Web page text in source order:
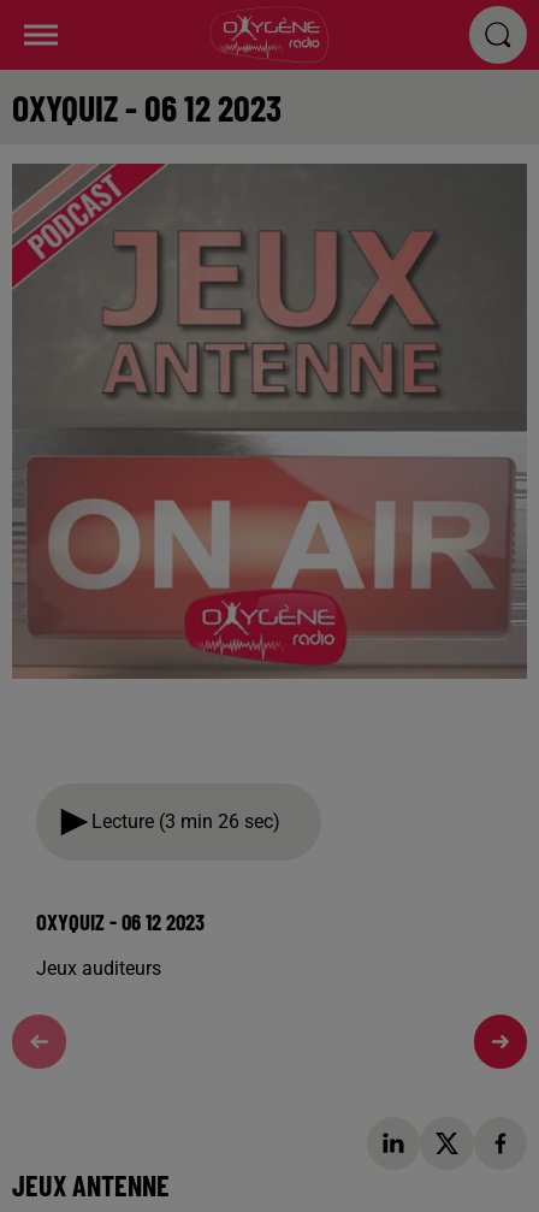
OXYQUIZ - 06 12 2023
Lecture (3 min 26 sec)
OXYQUIZ - 06 12 2023
Jeux auditeurs
JEUX ANTENNE